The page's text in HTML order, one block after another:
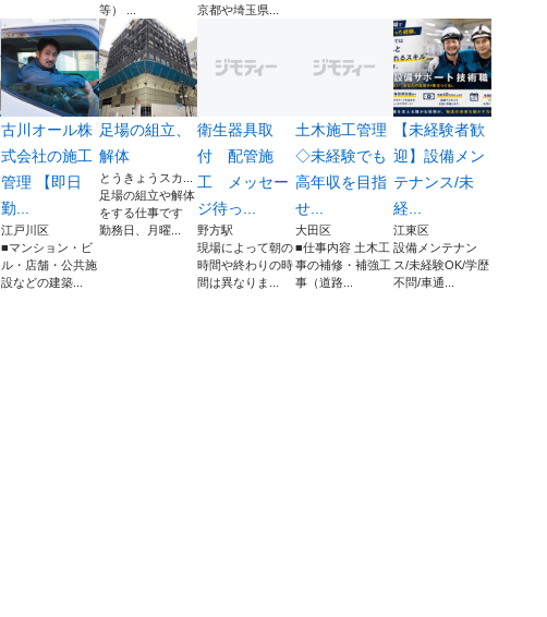
等） ...
京都や埼玉県...
古川オール株
式会社の施工
管理 【即日
勤...
江戸川区
■マンション・ビ
ル・店舗・公共施
設などの建築...
足場の組立、
解体
とうきょうスカ...
足場の組立や解体
をする仕事です
勤務日、月曜...
衛生器具取
付 配管施
工 メッセー
ジ待っ...
野方駅
現場によって朝の
時間や終わりの時
間は異なりま...
土木施工管理
◇未経験でも
高年収を目指
せ...
大田区
■仕事内容 土木工
事の補修・補強工
事（道路...
【未経験者歓
迎】設備メン
テナンス/未
経...
江東区
設備メンテナン
ス/未経験OK/学歴
不問/車通...